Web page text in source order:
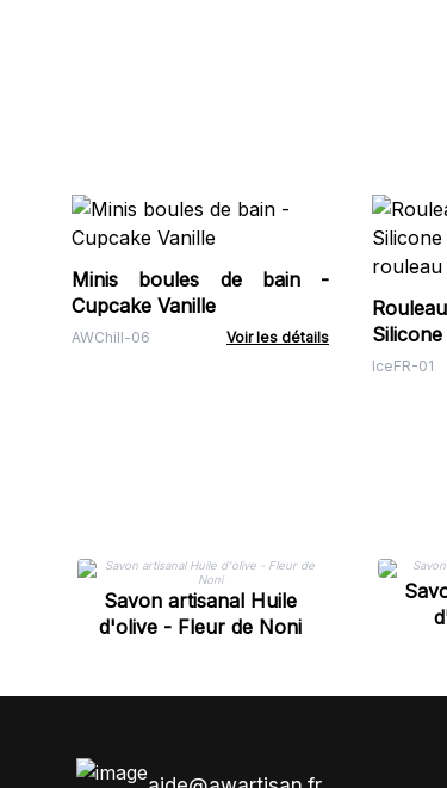
Minis boules de bain -
Cupcake Vanille
AWChill-06 Voir les détails
IceFR-01
Savon artisanal Huile
d'olive - Fleur de Noni